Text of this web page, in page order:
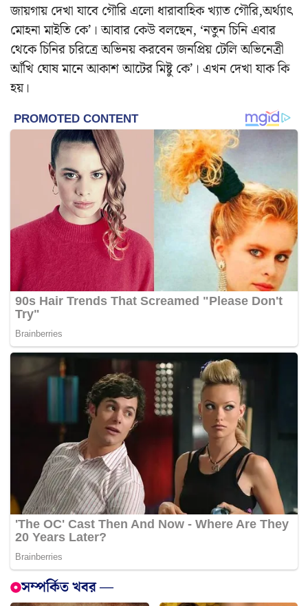
জায়গায় দেখা যাবে গৌরি এলো ধারাবাহিক খ্যাত গৌরি,অর্থ্যাৎ
মোহনা মাইতি কে’। আবার কেউ বলছেন, ‘নতুন চিনি এবার
থেকে চিনির চরিত্রে অভিনয় করবেন জনপ্রিয় টেলি অভিনেত্রী
আঁখি ঘোষ মানে আকাশ আটের মিষ্টু কে’। এখন দেখা যাক কি
হয়।
সম্পর্কিত খবর —